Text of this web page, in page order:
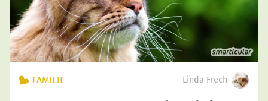
FAMILIE Linda Frech